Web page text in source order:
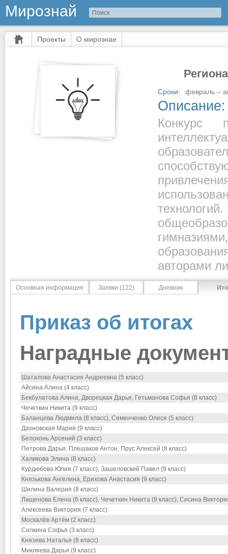
Мирознай
Проекты О мирознае
Сроки: февраль –
Описание:
Конкурс
авторами
Основная информация Заявки (122) Дневник
Приказ об итогах
Наградные
Шаталова Анастасия Андреевна (5 класс)
Айсина Алина (4 класс)
Бекбулатова Алина, Дворецкая Дарья, Гетьманова Софья (8 класс)
Чечеткин Никита (9 класс)
Баланцева Людмила (8 класс), Семенченко Олеся (5 класс)
Дахновская Мария (9 класс)
Белоконь Арсений (3 класс)
Петрова Дарья, Плешаков Антон, Прус Алексей (8 класс)
Халикова Элина (8 класс)
Курдюбова Юлия (7 класс), Зашеловский Павел (9 класс)
Князькова Ангелина, Ерихова Анастасия (9 класс)
Шилина Валерия (8 класс)
Лащенова Елена (6 класс), Чечеткин Никита (9 класс), Сисина
Алексеева Виктория (7 класс)
Москалёв Артём (2 класс)
Силкина Софья (3 класс)
Князева Наталья (8 класс)
Микляева Дарья (9 класс)